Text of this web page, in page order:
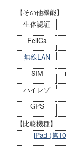
【その他機能】
生体認証
FeliCa
無線LAN
SIM
ハイレゾ
GPS
【比較機種】
iPad (第